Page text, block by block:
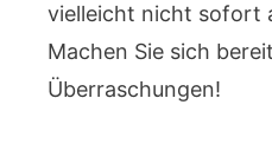
vielleicht nicht sofort
Machen Sie sich
Überraschungen!